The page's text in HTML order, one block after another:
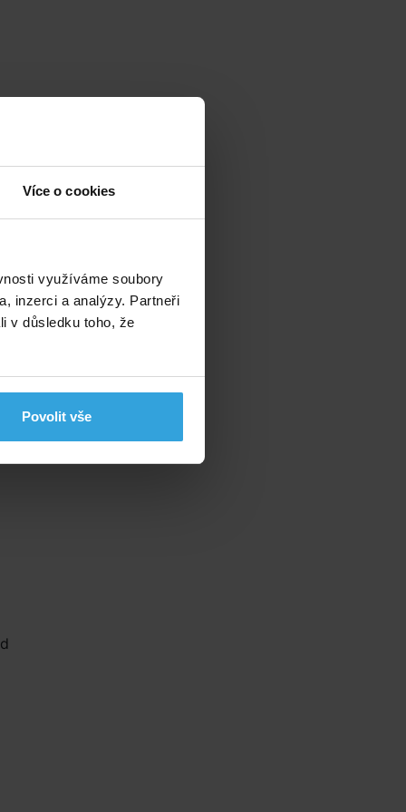
Více o cookies
využíváme soubory
inzerci a analýzy. Partneři
v důsledku toho, že
Povolit vše